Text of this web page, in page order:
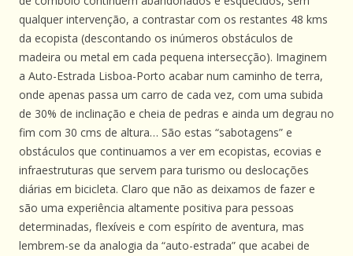
qualquer intervenção, a contrastar com os restantes 48 kms
da ecopista (descontando os inúmeros obstáculos de
madeira ou metal em cada pequena intersecção). Imaginem
a Auto-Estrada Lisboa-Porto acabar num caminho de terra,
onde apenas passa um carro de cada vez, com uma subida
de 30% de inclinação e cheia de pedras e ainda um degrau no
fim com 30 cms de altura… São estas “sabotagens” e
obstáculos que continuamos a ver em ecopistas, ecovias e
infraestruturas que servem para turismo ou deslocações
diárias em bicicleta. Claro que não as deixamos de fazer e
são uma experiência altamente positiva para pessoas
determinadas, flexíveis e com espírito de aventura, mas
lembrem-se da analogia da “auto-estrada” que acabei de